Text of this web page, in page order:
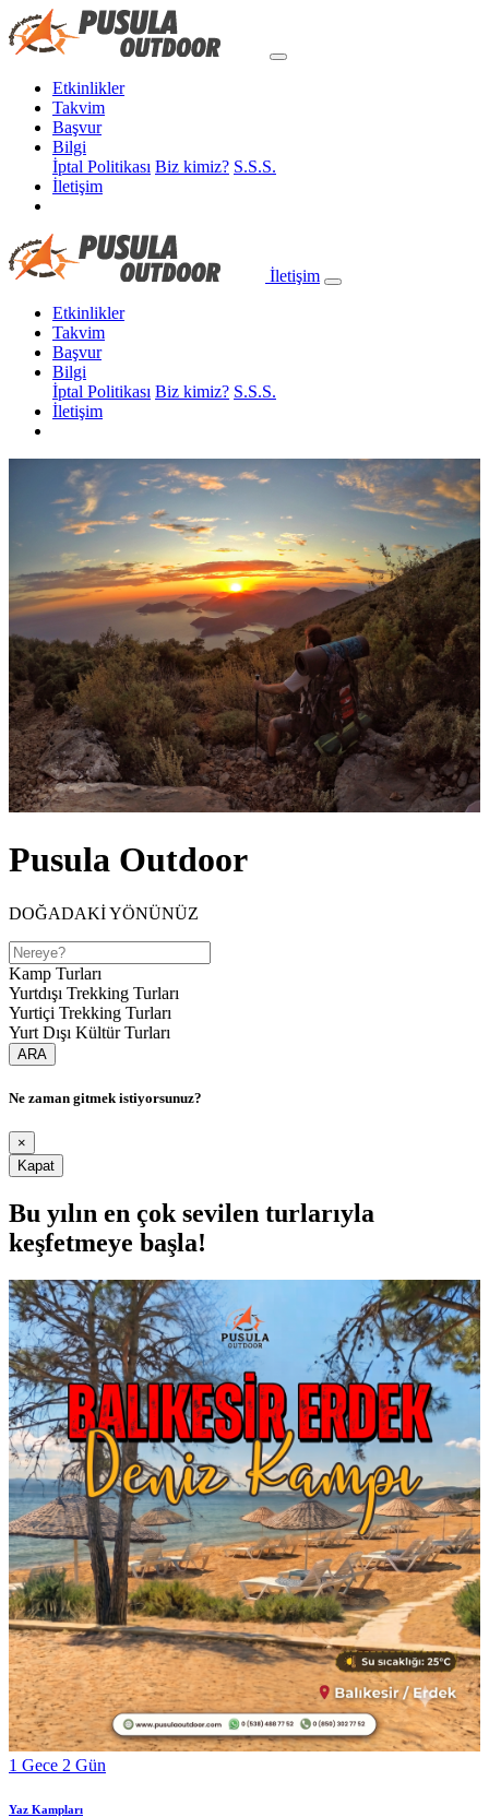
Etkinlikler
Takvim
Başvur
Bilgi
İptal Politikası Biz kimiz? S.S.S.
İletişim
İletişim
Etkinlikler
Takvim
Başvur
Bilgi
İptal Politikası Biz kimiz? S.S.S.
İletişim
Pusula Outdoor
DOĞADAKİ YÖNÜNÜZ
Kamp Turları
Yurtdışı Trekking Turları
Yurtiçi Trekking Turları
Yurt Dışı Kültür Turları
ARA
Ne zaman gitmek istiyorsunuz?
×
Kapat
Bu yılın en çok sevilen turlarıyla
keşfetmeye başla!
1 Gece 2 Gün
Yaz Kampları